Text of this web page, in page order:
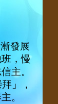
發展
，慢
主。
」，
。